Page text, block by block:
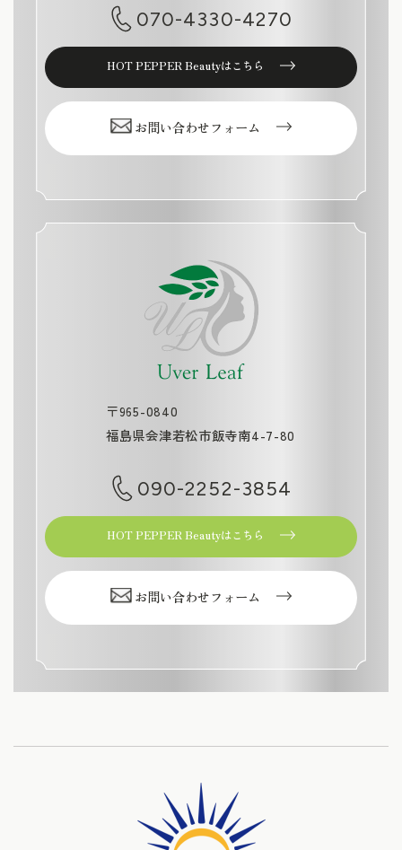
070-4330-4270
HOT PEPPER Beautyはこちら
お問い合わせフォーム
〒965-0840
福島県会津若松市飯寺南4-7-80
090-2252-3854
HOT PEPPER Beautyはこちら
お問い合わせフォーム